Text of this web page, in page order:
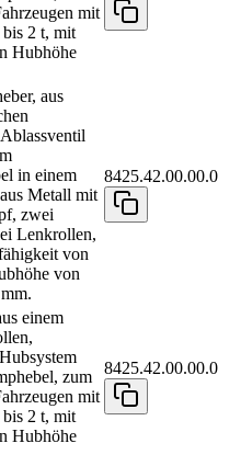
mit
2 t, mit
Hubhöhe
aus
in einem
Metall mit
zwei
Lenkrollen,
von
von
8425.42.00.00.0
einem
zum
mit
2 t, mit
Hubhöhe
8425.42.00.00.0